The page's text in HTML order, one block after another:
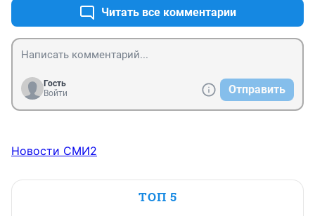
Читать все комментарии
Гость
Войти
Отправить
Новости СМИ2
ТОП 5